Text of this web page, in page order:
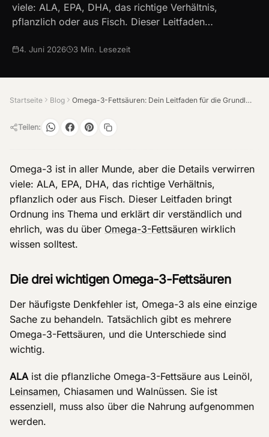
viele: ALA, EPA, DHA, das richtige Verhältnis,
pflanzlich oder aus Fisch. Dieser Leitfaden…
4. Juni 2026 3 Min. Lesezeit
Startseite Blog Omega-3-Fettsäuren: Dein Leitfaden für die Grundlagen
Teilen:
Omega-3 ist in aller Munde, aber die Details verwirren
viele: ALA, EPA, DHA, das richtige Verhältnis,
pflanzlich oder aus Fisch. Dieser Leitfaden bringt
Ordnung ins Thema und erklärt dir verständlich und
ehrlich, was du über Omega-3-Fettsäuren wirklich
wissen solltest.
Die drei wichtigen Omega-3-Fettsäuren
Der häufigste Denkfehler ist, Omega-3 als eine einzige
Sache zu behandeln. Tatsächlich gibt es mehrere
Omega-3-Fettsäuren, und die Unterschiede sind
wichtig.
ALA ist die pflanzliche Omega-3-Fettsäure aus Leinöl,
Leinsamen, Chiasamen und Walnüssen. Sie ist
essenziell, muss also über die Nahrung aufgenommen
werden.